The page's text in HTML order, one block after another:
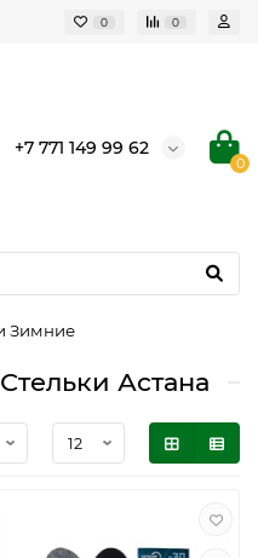
0 0
+7 771 149 99 62
0
Зимние
Астана